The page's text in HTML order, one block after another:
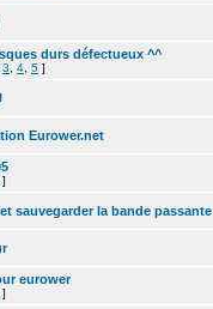
durs défectueux ^^
3 4 5 ]
Eurower.net
]
sauvegarder la bande passante
eurower
]